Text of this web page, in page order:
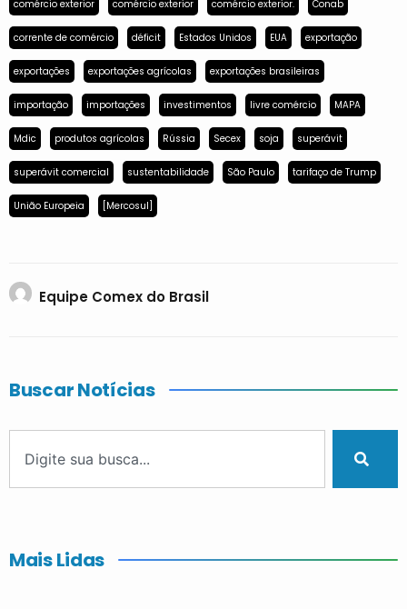
comércio exterior comércio exterior comércio exterior. Conab
corrente de comércio déficit Estados Unidos EUA exportação
exportações exportações agrícolas exportações brasileiras
importação importações investimentos livre comércio MAPA
Mdic produtos agrícolas Rússia Secex soja superávit
superávit comercial sustentabilidade São Paulo tarifaço de Trump
União Europeia [Mercosul]
Equipe Comex do Brasil
Buscar Notícias
Mais Lidas